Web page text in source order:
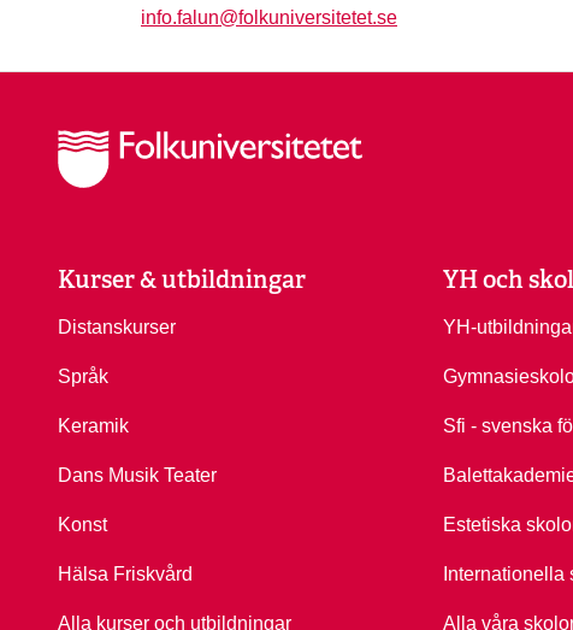
info.falun@folkuniversitetet.se
Kurser & utbildningar
Distanskurser
Språk
Keramik
Dans Musik Teater
Konst
Hälsa Friskvård
Alla kurser och utbildningar
YH och
YH-
Sfi - svenska
Estetiska
Internationella
Alla våra